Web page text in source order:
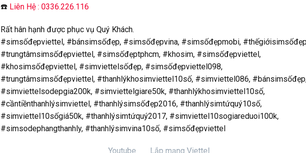
☎️ Liên Hệ : 0336.226.116
Rất hân hạnh được phục vụ Quý Khách.
#simsốđẹpviettel, #bánsimsốđẹp, #simsốđẹpvina, #simsốđẹpmobi,
#trungtâmsimsốđẹpviettel, #simsốđẹptphcm, #khosim, #simsốđẹpviettel,
#khosimsốđẹpviettel, #simviettelsốđẹp, #simsốđẹpviettel098,
#trungtâmsimsốđẹpviettel, #thanhlýkhosimviettel10số, #simviettel086,
#simviettelsodepgia200k, #simviettelgiare50k, #thanhlýkhosimviettel10số,
#cầntiềnthanhlýsimviettel, #thanhlýsimsốđẹp2016, #thanhlýsimtứquý10số,
#simviettel10sốgiá50k, #thanhlýsimtứquý2017, #simviettel10sogiareduoi100k,
#simsodephangthanhly, #thanhlýsimvina10số, #simsốđẹpviettel
Youtube Lắp mạng Viettel